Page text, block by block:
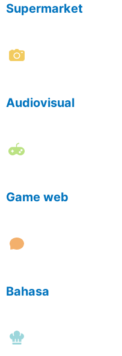
Supermarket
Audiovisual
Game web
Bahasa